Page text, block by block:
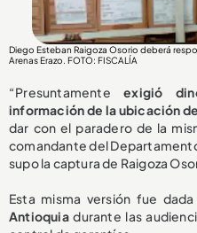
Diego Esteban Raigoza Osorio deberá
Arenas Erazo . FOTO: FISCALÍA
“Presuntamenteexigió
información de la ubicación
dar con el paradero de la
comandante del
supo la captura de Raigoza
Esta misma versión fue
Antioquiadurante las